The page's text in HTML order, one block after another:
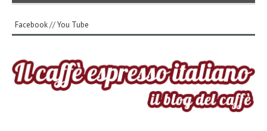
Facebook//You Tube